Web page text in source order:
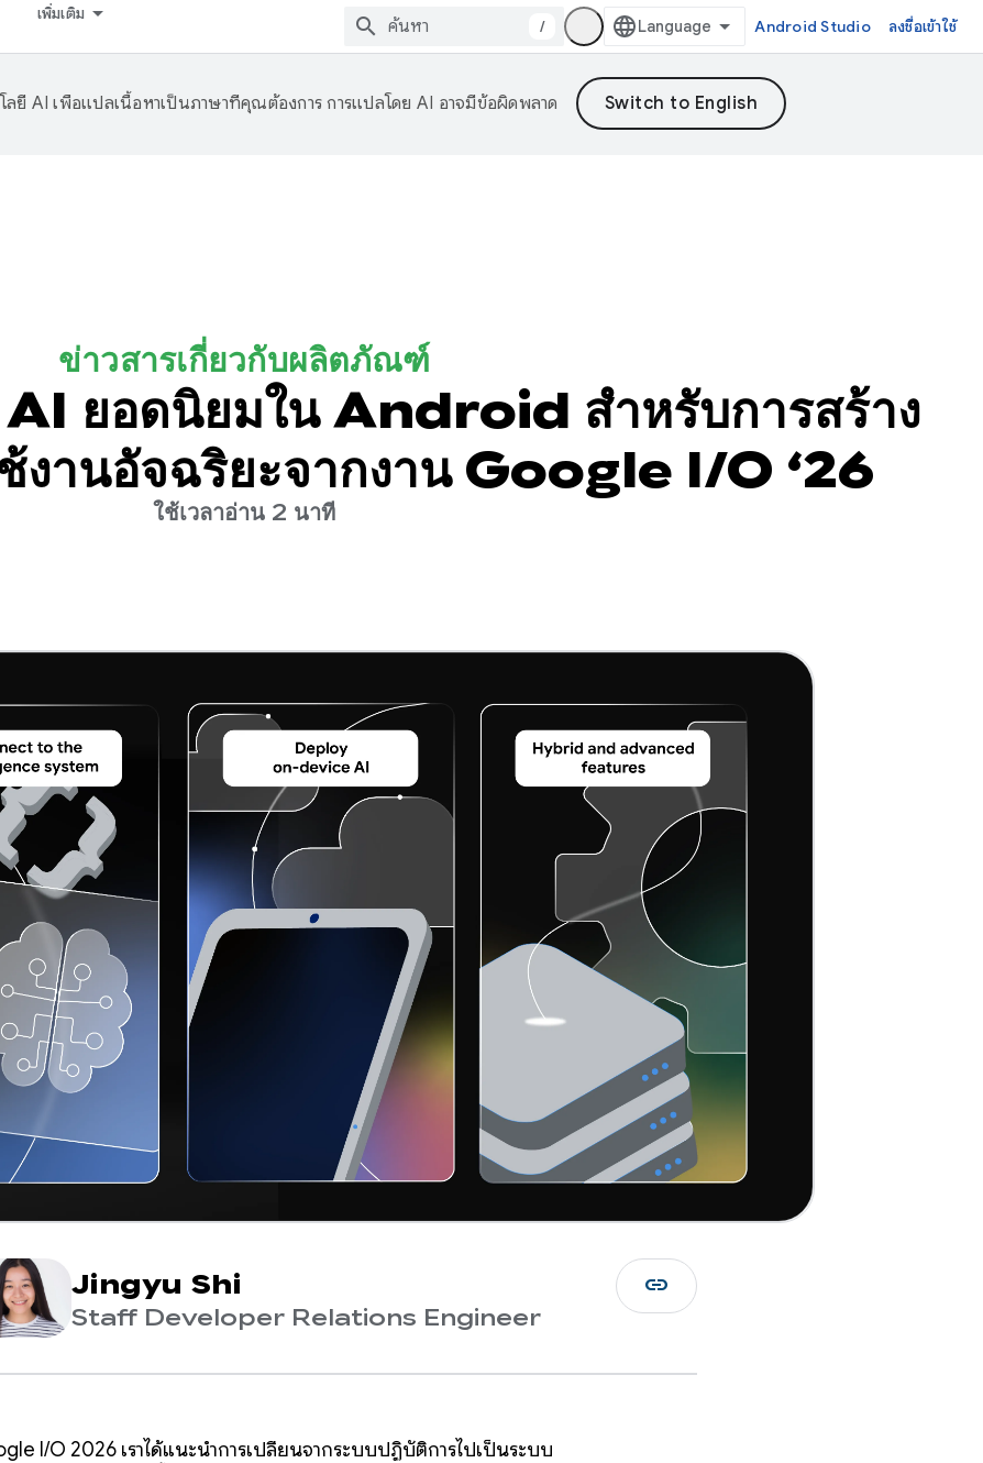
เพิ่มเติม
/ Android Studio ลงชื่อเข้าใช้
ลยี AI เพื่อแปลเนื้อหาเป็นภาษาที่คุณต้องการ การแปลโดย AI อาจมีข้อผิดพลาด
ข่าวสารเกี่ยวกับผลิตภัณฑ์
AI ยอดนิยมใน Android สำหรับการสร้าง
งานอัจฉริยะจากงาน Google I/O ‘26
ใช้เวลาอ่าน 2 นาที
Jingyu Shi
Staff Developer Relations Engineer
link
I/O 2026 เราได้แนะนำการเปลี่ยนจากระบบปฏิบัติการไปเป็นระบบ